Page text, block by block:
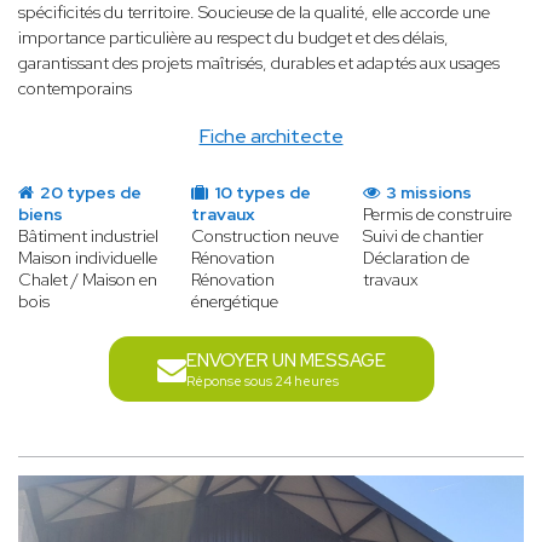
Fiche architecte
spécificités du territoire. Soucieuse de la qualité, elle accorde une
importance particulière au respect du budget et des délais,
garantissant des projets maîtrisés, durables et adaptés aux usages
contemporains
20 types de
biens
Bâtiment industriel
Maison individuelle
Chalet / Maison en
bois
10 types de
travaux
Construction neuve
Rénovation
Rénovation
énergétique
3 missions
Permis de construire
Suivi de chantier
Déclaration de
travaux
ENVOYER UN MESSAGE
Réponse sous 24 heures